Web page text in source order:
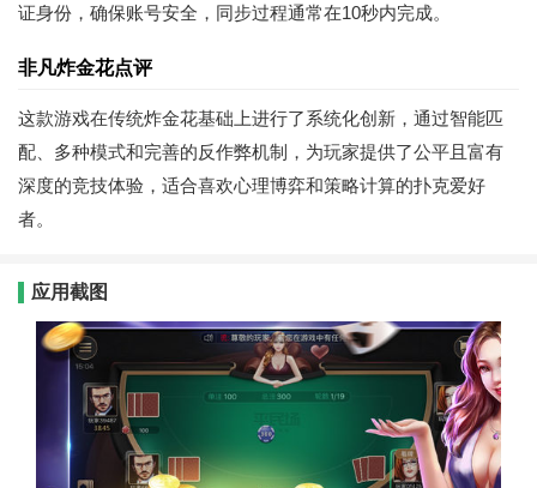
证身份，确保账号安全，同步过程通常在10秒内完成。
非凡炸金花点评
这款游戏在传统炸金花基础上进行了系统化创新，通过智能匹
配、多种模式和完善的反作弊机制，为玩家提供了公平且富有
深度的竞技体验，适合喜欢心理博弈和策略计算的扑克爱好
者。
应用截图